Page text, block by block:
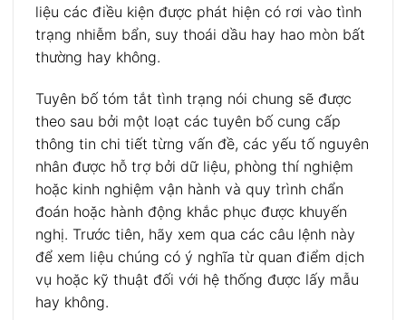
liệu các điều kiện được phát hiện có rơi vào tình
trạng nhiễm bẩn, suy thoái dầu hay hao mòn bất
thường hay không.
Tuyên bố tóm tắt tình trạng nói chung sẽ được
theo sau bởi một loạt các tuyên bố cung cấp
thông tin chi tiết từng vấn đề, các yếu tố nguyên
nhân được hỗ trợ bởi dữ liệu, phòng thí nghiệm
hoặc kinh nghiệm vận hành và quy trình chẩn
đoán hoặc hành động khắc phục được khuyến
nghị. Trước tiên, hãy xem qua các câu lệnh này
để xem liệu chúng có ý nghĩa từ quan điểm dịch
vụ hoặc kỹ thuật đối với hệ thống được lấy mẫu
hay không.